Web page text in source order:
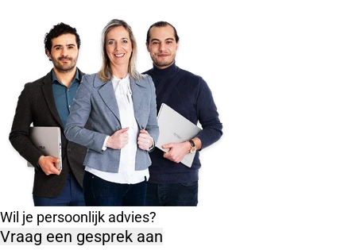
Wil je persoonlijk advies?
Vraag een gesprek aan